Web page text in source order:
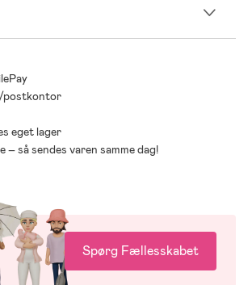
postkontor
eget lager
– så sendes varen samme dag!
Spørg Fællesskabet